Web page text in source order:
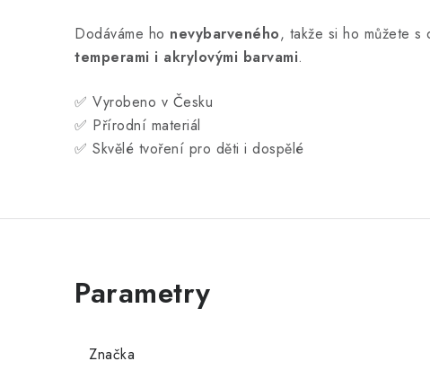
Dodáváme ho nevybarveného, takže si ho můžete s
temperami i akrylovými barvami.
✅ Vyrobeno v Česku
✅ Přírodní materiál
✅ Skvělé tvoření pro děti i dospělé
Značka